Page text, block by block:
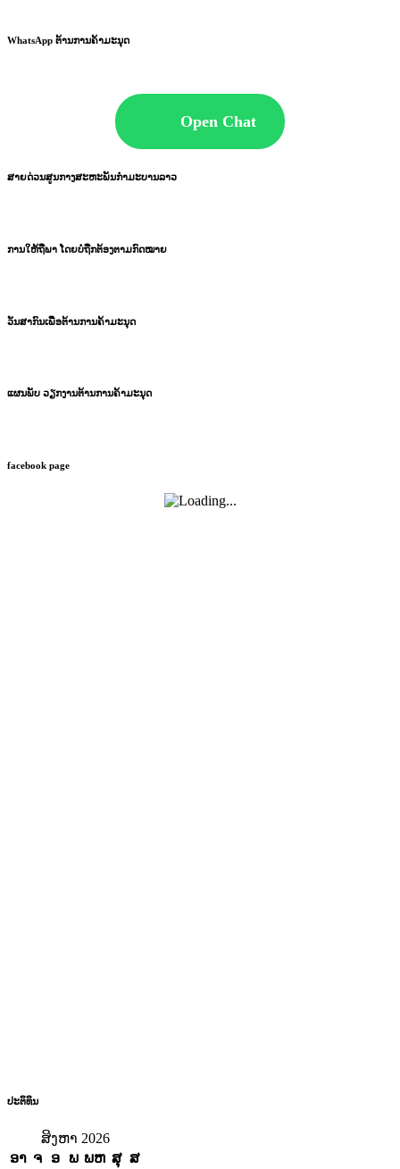
WhatsApp ຕ້ານການຄ້າມະນຸດ
Open Chat
ສາຍດ່ວນສູນກາງສະຫະພັນກຳມະບານລາວ
ການໃຫ້ຖືພາ ໂດຍບໍ່ຖືກຕ້ອງຕາມກົດໝາຍ
ວັນສາກົນເພື່ອຕ້ານການຄ້າມະນຸດ
ແຜນພັບ ວຽກງານຕ້ານການຄ້າມະນຸດ
facebook page
ປະຕິທິນ
ສິງຫາ 2026
ອາ ຈ ອ ພ ພຫ ສຸ ສ